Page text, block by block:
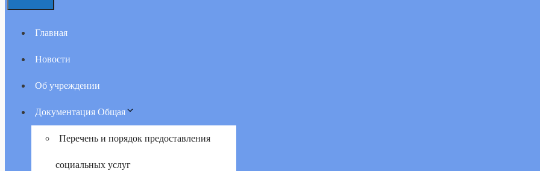
Главная
Новости
Об учреждении
Документация Общая
Перечень и порядок предоставления
социальных услуг